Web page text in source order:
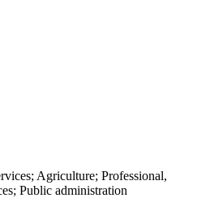
Agriculture; Professional,
Public administration